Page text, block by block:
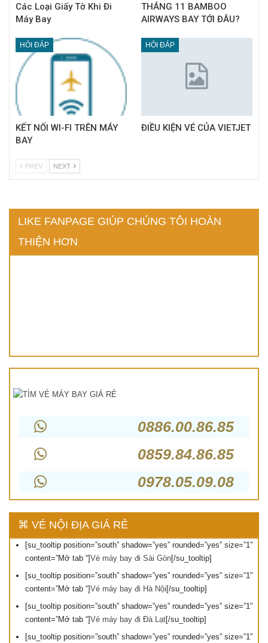
Các Loại Giấy Tờ Khi Đi
Máy Bay
THÁNG 11 BAMBOO
AIRWAYS BAY TỚI ĐÂU?
HỎI ĐÁP
KẾT NỐI WI-FI TRÊN MÁY
BAY
HỎI ĐÁP
ĐIỀU KIỆN VÉ CỦA VIETJET
PREV NEXT
LIKE FANPAGE GIÚP CHÚNG TÔI HOÀN
THIỆN HƠN
0886.00.86.85
0859.84.86.85
0978.05.09.08
⌘ VÉ NỘI ĐỊA GIÁ RẺ
[su_tooltip position=”south” shadow=”yes” rounded=”yes” size=”1″
content=”Mở tab “]Vé máy bay đi Sài Gòn[/su_tooltip]
[su_tooltip position=”south” shadow=”yes” rounded=”yes” size=”1″
content=”Mở tab “]Vé máy bay đi Hà Nội [/su_tooltip]
[su_tooltip position=”south” shadow=”yes” rounded=”yes” size=”1″
content=”Mở tab “]Vé máy bay đi Đà Lạt[/su_tooltip]
[su_tooltip position=”south” shadow=”yes” rounded=”yes” size=”1″